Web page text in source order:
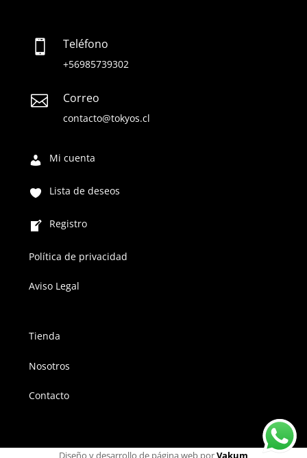
 Teléfono
+56985739302
 Correo
contacto@tokyos.cl
Mi cuenta
Lista de deseos
Registro
Política de privacidad
Aviso Legal
Tienda
Nosotros
Contacto
Diseño y desarrollo de página web porVakum